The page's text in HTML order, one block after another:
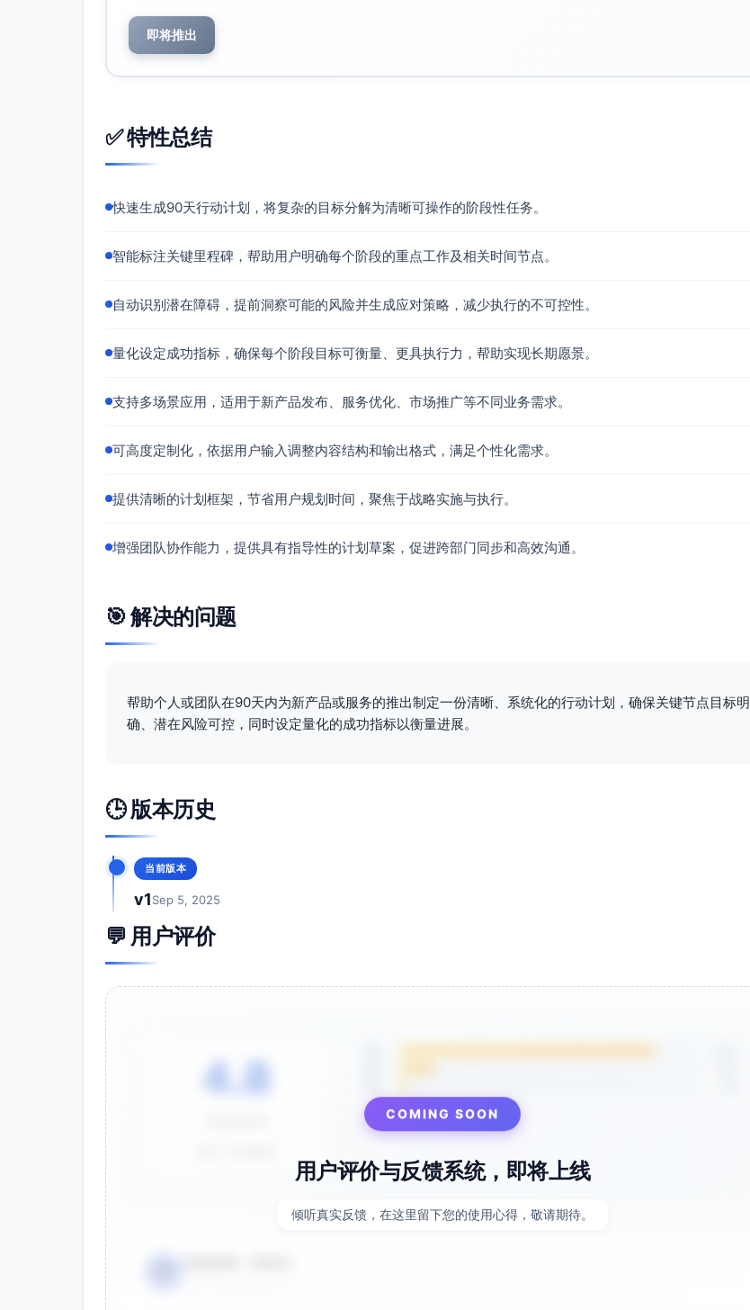
潜在障碍与应对策略：
渠道API限制或变更
策略：去重键（渠道+会话ID+用户ID+时间窗口）、会话合并规则A/B测试、人工合并工具临时兜底。
性能与稳定性不足
策略：敏感字段静态加密（如手机号、订单含个人信息）、访问审计日志强制、最小权限原则与定期
成功指标（阶段验收）：
可用性：后端服务可用性≥99.5%，消息入库成功率≥99%
试点：开通商户≥30，激活率≥70%（连续7天使用≥1次/天/坐席）
阶段目标优先级：
[高] 报表与运营度量完善（响应时长、漏单、重复沟通、工单效率），可视化到管理后台
[低] 模板与分配策略精细化（按标签、优先级、技能组）
关键里程碑：
M6（第8周末）：专业版计费开通（账期、权限位、基础促销配置），报表v1（管理看板），受控扩展到
活跃商户60家
性能优化：数据库索引与查询优化、消息列表虚拟滚动与增量加载、模板渲染性能、服务器资源按负
智能分配：规则丰富（按订单金额、工单类型、客户标签）、溢出到通用队列的兜底策略。
报表与看板：响应时间趋势、漏单追踪（未回复超阈值）、重复沟通（同用户多会话合并提示）、坐
席效率排行。
计费与权限：专业版功能开关键（高级报表、分配策略扩展、工单自定义字段），试点商户白名单与
账单对接。
值精调。
客服：模板库共创（收集高频场景），试点复盘与培训升级（响应技巧、复用模板），周度办公时段
在线支持。
策略：明确免费与专业版边界，专业版试用期14天，关键功能不在试点期间强制收费。
即将推出
✅ 特性总结
快速生成90天行动计划，将复杂的目标分解为清晰可操作的阶段性任务。
智能标注关键里程碑，帮助用户明确每个阶段的重点工作及相关时间节点。
自动识别潜在障碍，提前洞察可能的风险并生成应对策略，减少执行的不可控性。
量化设定成功指标，确保每个阶段目标可衡量、更具执行力，帮助实现长期愿景。
支持多场景应用，适用于新产品发布、服务优化、市场推广等不同业务需求。
可高度定制化，依据用户输入调整内容结构和输出格式，满足个性化需求。
提供清晰的计划框架，节省用户规划时间，聚焦于战略实施与执行。
增强团队协作能力，提供具有指导性的计划草案，促进跨部门同步和高效沟通。
🎯 解决的问题
帮助个人或团队在90天内为新产品或服务的推出制定一份清晰、系统化的行动计划，确保关键节点目标明
确、潜在风险可控，同时设定量化的成功指标以衡量进展。
🕒 版本历史
当前版本
v1Sep 5, 2025
💬 用户评价
4.8
COMING SOON
用户评价与反馈系统，即将上线
倾听真实反馈，在这里留下您的使用心得，敬请期待。